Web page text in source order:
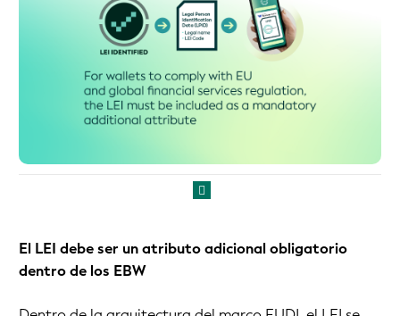
El LEI debe ser un atributo adicional obligatorio
dentro de los EBW